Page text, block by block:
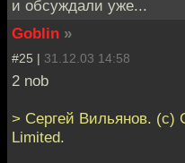
и обсуждали уже...
Goblin »
#25 | 31.12.03 14:58
2 nob
> Сергей Вильянов. (с)
Limited.